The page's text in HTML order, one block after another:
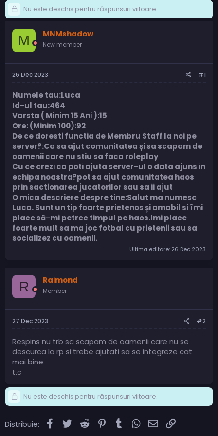
Nu este deschis pentru răspunsuri viitoare.
M MNMshadow
New member
26 Dec 2023 #1
Numele tau:Luca
Id-ul tau:464
Varsta ( Minim 15 Ani ):15
Ore: (Minim 100):92
De ce doresti functia de Membru Staff la noi pe
server?:Ca sa ajut comunitatea și sa scapam de
oamenii care nu stiu sa faca roleplay
Cu ce crezi ca poti ajuta server-ul o data ajuns in
echipa noastra?pot sa ajut comunitatea haos
prin sactionarea jucatorilor sau sa ii ajut
O mica descriere despre tine:Salut ma numesc
Luca. Sunt un tip foarte prietenos și amabil si îmi
place să-mi petrec timpul pe haos.Imi place
foarte mult sa ma joc fotbal cu prietenii sau sa
socializez cu oamenii.
Ultima editare: 26 Dec 2023
R Raimond
Member
27 Dec 2023 #2
Respins nu trb sa scapam de oamenii care nu se
descurca la rp si trebe ajutati sa se integreze cat
mai bine
t.c
Nu este deschis pentru răspunsuri viitoare.
Distribuie: Facebook
TwitterReddit PinterestTumblrWhatsApp
Email